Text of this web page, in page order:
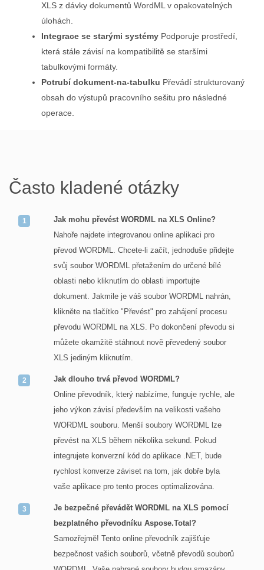
XLS z dávky dokumentů WordML v opakovatelných
úlohách.
Integrace se starými systémy Podporuje prostředí,
která stále závisí na kompatibilitě se staršími
tabulkovými formáty.
Potrubí dokument‑na‑tabulku Převádí strukturovaný
obsah do výstupů pracovního sešitu pro následné
operace.
Často kladené otázky
Jak mohu převést WORDML na XLS Online?
Nahoře najdete integrovanou online aplikaci pro
převod WORDML. Chcete-li začít, jednoduše přidejte
svůj soubor WORDML přetažením do určené bílé
oblasti nebo kliknutím do oblasti importujte
dokument. Jakmile je váš soubor WORDML nahrán,
klikněte na tlačítko "Převést" pro zahájení procesu
převodu WORDML na XLS. Po dokončení převodu si
můžete okamžitě stáhnout nově převedený soubor
XLS jediným kliknutím.
Jak dlouho trvá převod WORDML?
Online převodník, který nabízíme, funguje rychle, ale
jeho výkon závisí především na velikosti vašeho
WORDML souboru. Menší soubory WORDML lze
převést na XLS během několika sekund. Pokud
integrujete konverzní kód do aplikace .NET, bude
rychlost konverze záviset na tom, jak dobře byla
vaše aplikace pro tento proces optimalizována.
Je bezpečné převádět WORDML na XLS pomocí
bezplatného převodníku Aspose.Total?
Samozřejmě! Tento online převodník zajišťuje
bezpečnost vašich souborů, včetně převodů souborů